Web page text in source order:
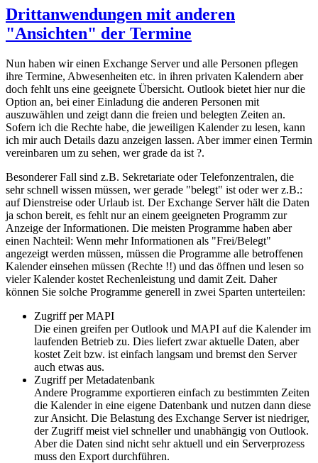
Drittanwendungen mit anderen
"Ansichten" der Termine
Nun haben wir einen Exchange Server und alle Personen pflegen
ihre Termine, Abwesenheiten etc. in ihren privaten Kalendern aber
doch fehlt uns eine geeignete Übersicht. Outlook bietet hier nur die
Option an, bei einer Einladung die anderen Personen mit
auszuwählen und zeigt dann die freien und belegten Zeiten an.
Sofern ich die Rechte habe, die jeweiligen Kalender zu lesen, kann
ich mir auch Details dazu anzeigen lassen. Aber immer einen Termin
vereinbaren um zu sehen, wer grade da ist ?.
Besonderer Fall sind z.B. Sekretariate oder Telefonzentralen, die
sehr schnell wissen müssen, wer gerade "belegt" ist oder wer z.B.:
auf Dienstreise oder Urlaub ist. Der Exchange Server hält die Daten
ja schon bereit, es fehlt nur an einem geeigneten Programm zur
Anzeige der Informationen. Die meisten Programme haben aber
einen Nachteil: Wenn mehr Informationen als "Frei/Belegt"
angezeigt werden müssen, müssen die Programme alle betroffenen
Kalender einsehen müssen (Rechte !!) und das öffnen und lesen so
vieler Kalender kostet Rechenleistung und damit Zeit. Daher
können Sie solche Programme generell in zwei Sparten unterteilen:
Zugriff per MAPI
Die einen greifen per Outlook und MAPI auf die Kalender im
laufenden Betrieb zu. Dies liefert zwar aktuelle Daten, aber
kostet Zeit bzw. ist einfach langsam und bremst den Server
auch etwas aus.
Zugriff per Metadatenbank
Andere Programme exportieren einfach zu bestimmten Zeiten
die Kalender in eine eigene Datenbank und nutzen dann diese
zur Ansicht. Die Belastung des Exchange Server ist niedriger,
der Zugriff meist viel schneller und unabhängig von Outlook.
Aber die Daten sind nicht sehr aktuell und ein Serverprozess
muss den Export durchführen.